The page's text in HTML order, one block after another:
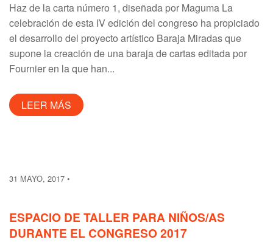
Haz de la carta número 1, diseñada por Maguma La
celebración de esta IV edición del congreso ha propiciado
el desarrollo del proyecto artístico Baraja Miradas que
supone la creación de una baraja de cartas editada por
Fournier en la que han...
LEER MÁS
31 MAYO, 2017
ESPACIO DE TALLER PARA NIÑOS/AS
DURANTE EL CONGRESO 2017